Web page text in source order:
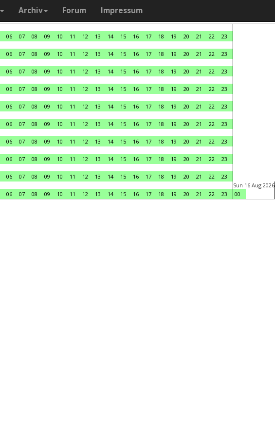
Archiv Forum Impressum
06 07 08 09 10 11 12 13 14 15 16 17 18 19 20 21 22
23
06 07 08 09 10 11 12 13 14 15 16 17 18 19 20 21 22
23
06 07 08 09 10 11 12 13 14 15 16 17 18 19 20 21 22
23
06 07 08 09 10 11 12 13 14 15 16 17 18 19 20 21 22
23
06 07 08 09 10 11 12 13 14 15 16 17 18 19 20 21 22
23
06 07 08 09 10 11 12 13 14 15 16 17 18 19 20 21 22
23
06 07 08 09 10 11 12 13 14 15 16 17 18 19 20 21 22
23
06 07 08 09 10 11 12 13 14 15 16 17 18 19 20 21 22
23
06 07 08 09 10 11 12 13 14 15 16 17 18 19 20 21 22
23
06 07 08 09 10 11 12 13 14 15 16 17 18 19 20 21 22 23
Sun 16 Aug 2026
00